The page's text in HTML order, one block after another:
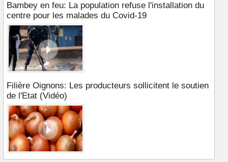
Bambey en feu: La population refuse l'installation du
centre pour les malades du Covid-19
Filière Oignons: Les producteurs sollicitent le soutien
de l'Etat (Vidéo)